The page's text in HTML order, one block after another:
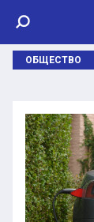
ОБЩЕСТВО